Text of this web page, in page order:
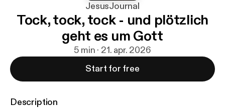
JesusJournal
Tock, tock, tock - und plötzlich
geht es um Gott
5 min · 21. apr. 2026
Start for free
Description